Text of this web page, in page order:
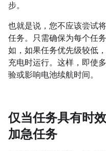
步。
也就是说，您不应该尝试
任务。只需确保为每个任
如，如果任务优先级较低
充电时运行。这样，即使
验或影响电池续航时间。
仅当任务具有时
加急任务